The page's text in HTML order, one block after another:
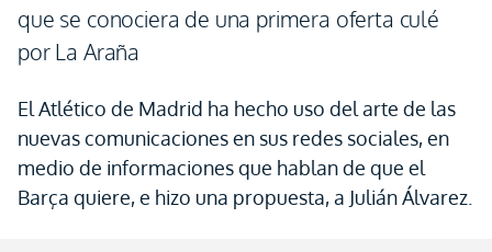
que se conociera de una primera oferta culé
por La Araña
El Atlético de Madrid ha hecho uso del arte de las
nuevas comunicaciones en sus redes sociales, en
medio de informaciones que hablan de que el
Barça quiere, e hizo una propuesta, a Julián Álvarez.